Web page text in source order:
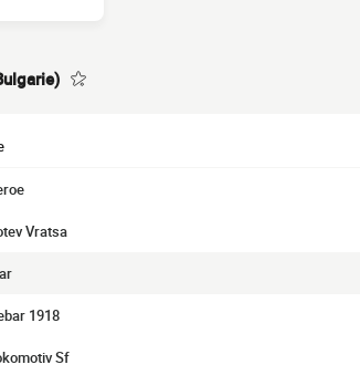
Vratsa
1918
Sf